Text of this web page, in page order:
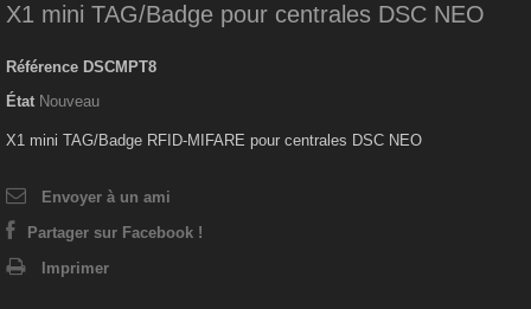
X1 mini TAG/Badge pour centrales DSC NEO
Référence DSCMPT8
État Nouveau
X1 mini TAG/Badge RFID-MIFARE pour centrales DSC NEO
Envoyer à un ami
Partager sur Facebook !
Imprimer